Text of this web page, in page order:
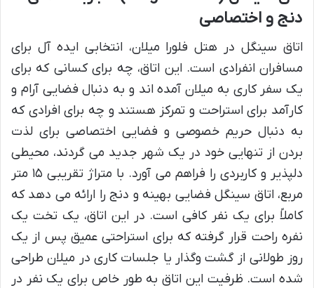
دنج و اختصاصی
اتاق سینگل در هتل فلورا میلان، انتخابی ایده آل برای
مسافران انفرادی است. این اتاق، چه برای کسانی که برای
یک سفر کاری به میلان آمده اند و به دنبال فضایی آرام و
کارآمد برای استراحت و تمرکز هستند و چه برای افرادی که
به دنبال حریم خصوصی و فضایی اختصاصی برای لذت
بردن از تنهایی خود در یک شهر جدید می گردند، محیطی
دلپذیر و کاربردی را فراهم می آورد. با متراژ تقریبی ۱۵ متر
مربع، اتاق سینگل فضایی بهینه و دنج را ارائه می دهد که
کاملاً برای یک نفر کافی است. در این اتاق، یک تخت یک
نفره راحت قرار گرفته که برای استراحتی عمیق پس از یک
روز طولانی از گشت وگذار یا جلسات کاری در میلان طراحی
شده است. ظرفیت این اتاق به طور خاص برای یک نفر در